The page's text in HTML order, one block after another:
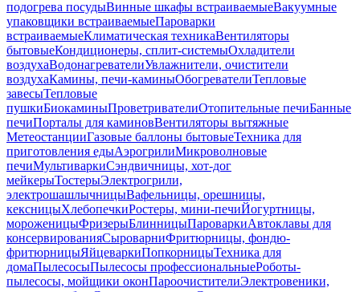
подогрева посудыВинные шкафы встраиваемыеВакуумные
упаковщики встраиваемыеПароварки
встраиваемыеКлиматическая техникаВентиляторы
бытовыеКондиционеры, сплит-системыОхладители
воздухаВодонагревателиУвлажнители, очистители
воздухаКамины, печи-каминыОбогревателиТепловые
завесыТепловые
пушкиБиокаминыПроветривателиОтопительные печиБанные
печиПорталы для каминовВентиляторы вытяжные
МетеостанцииГазовые баллоны бытовыеТехника для
приготовления едыАэрогрилиМикроволновые
печиМультиваркиСэндвичницы, хот-дог
мейкерыТостерыЭлектрогрили,
электрошашлычницыВафельницы, орешницы,
кексницыХлебопечкиРостеры, мини-печиЙогуртницы,
мороженицыФризерыБлинницыПароваркиАвтоклавы для
консервированияСыроварниФритюрницы, фондю-
фритюрницыЯйцеваркиПопкорницыТехника для
домаПылесосыПылесосы профессиональныеРоботы-
пылесосы, мойщики оконПароочистителиЭлектровеники,